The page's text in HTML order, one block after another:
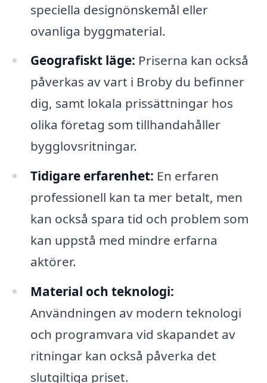
speciella designönskemål eller
ovanliga byggmaterial.
Geografiskt läge: Priserna kan också
påverkas av vart i Broby du befinner
dig, samt lokala prissättningar hos
olika företag som tillhandahåller
bygglovsritningar.
Tidigare erfarenhet: En erfaren
professionell kan ta mer betalt, men
kan också spara tid och problem som
kan uppstå med mindre erfarna
aktörer.
Material och teknologi:
Användningen av modern teknologi
och programvara vid skapandet av
ritningar kan också påverka det
slutgiltiga priset.